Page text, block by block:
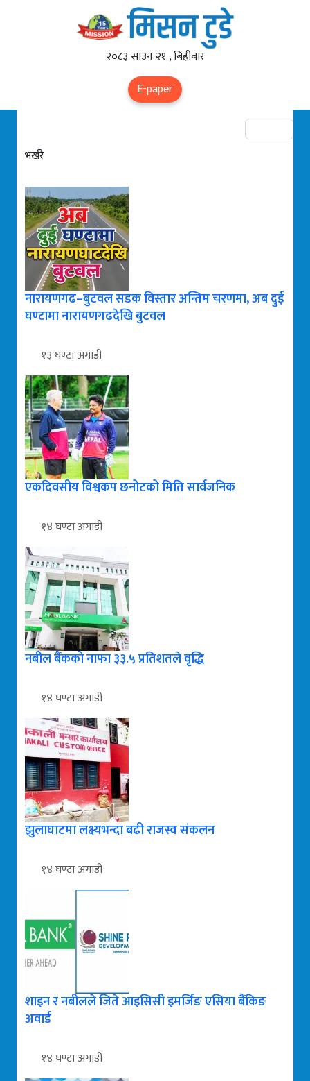
२०८३ साउन २१ , बिहीबार
E-paper
भर्खरै
नारायणगढ–बुटवल सडक विस्तार अन्तिम चरणमा, अब दुई
घण्टामा नारायणगढदेखि बुटवल
१३ घण्टा अगाडी
एकदिवसीय विश्वकप छनोटको मिति सार्वजनिक
१४ घण्टा अगाडी
नबील बैंकको नाफा ३३.५ प्रतिशतले वृद्धि
१४ घण्टा अगाडी
झुलाघाटमा लक्ष्यभन्दा बढी राजस्व संकलन
१४ घण्टा अगाडी
शाइन र नबीलले जिते आइसिसी इमर्जिङ एसिया बैंकिङ
अवार्ड
१४ घण्टा अगाडी